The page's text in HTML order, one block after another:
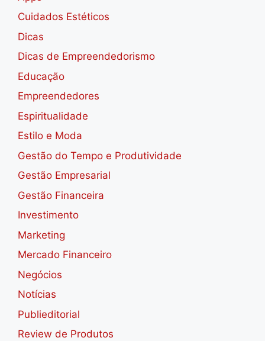
Cuidados Estéticos
Dicas
Dicas de Empreendedorismo
Educação
Empreendedores
Espiritualidade
Estilo e Moda
Gestão do Tempo e Produtividade
Gestão Empresarial
Gestão Financeira
Investimento
Marketing
Mercado Financeiro
Negócios
Notícias
Publieditorial
Review de Produtos